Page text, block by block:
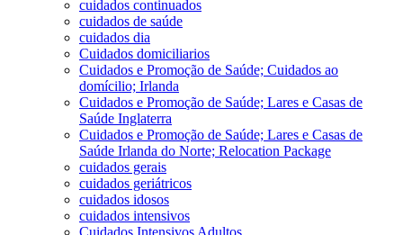
cuidados continuados
cuidados de saúde
cuidados dia
Cuidados domiciliarios
Cuidados e Promoção de Saúde; Cuidados ao
domícilio; Irlanda
Cuidados e Promoção de Saúde; Lares e Casas de
Saúde Inglaterra
Cuidados e Promoção de Saúde; Lares e Casas de
Saúde Irlanda do Norte; Relocation Package
cuidados gerais
cuidados geriátricos
cuidados idosos
cuidados intensivos
Cuidados Intensivos Adultos